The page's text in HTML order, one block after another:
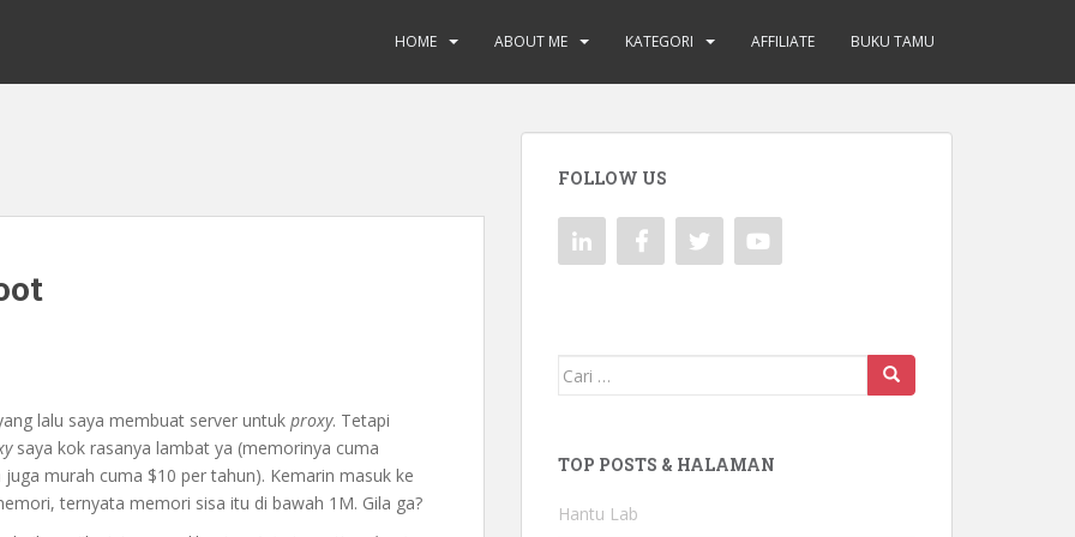
HOME ABOUT ME KATEGORI AFFILIATE BUKU TAMU
lalu saya membuat server untuk proxy. Tetapi
saya kok rasanya lambat ya (memorinya cuma
murah cuma $10 per tahun). Kemarin masuk ke
ternyata memori sisa itu di bawah 1M. Gila ga?
FOLLOW US
Mencari:
TOP POSTS & HALAMAN
Hantu Lab